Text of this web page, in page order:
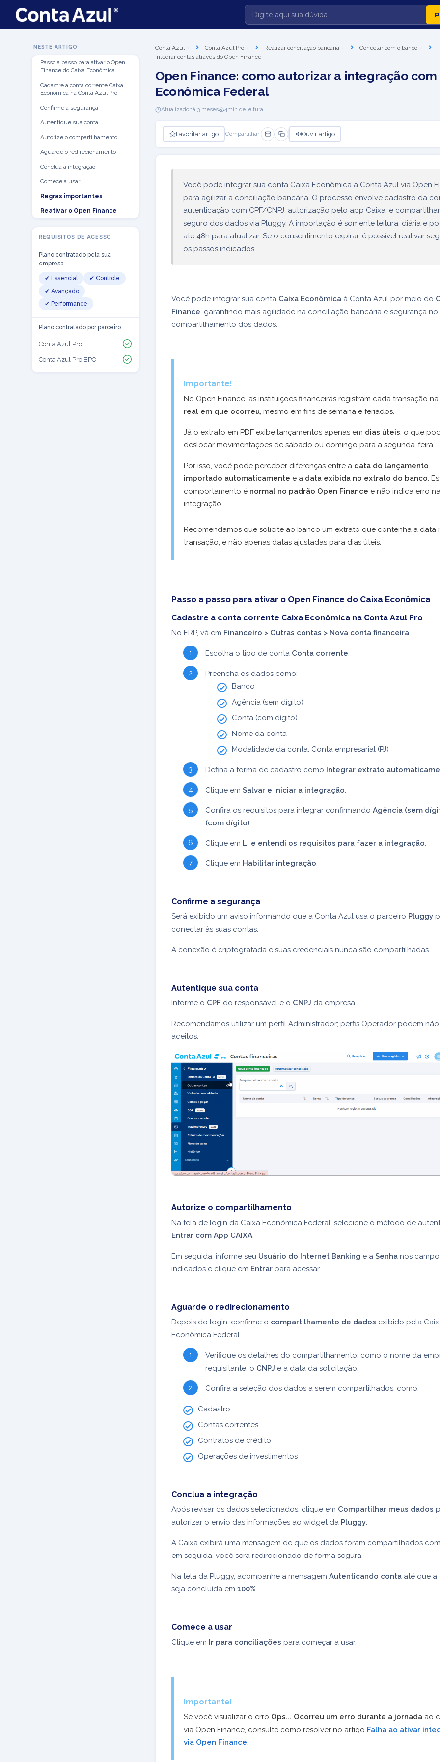
NESTE ARTIGO
Passo a passo para ativar o Open
Finance do Caixa Econômica
Cadastre a conta corrente Caixa
Econômica na Conta Azul Pro
Confirme a segurança
Autentique sua conta
Autorize o compartilhamento
Aguarde o redirecionamento
Conclua a integração
Comece a usar
Regras importantes
Reativar o Open Finance
REQUISITOS DE ACESSO
Plano contratado pela sua
empresa
✔ Essencial
✔ Controle
✔ Avançado
✔ Performance
Plano contratado por parceiro
Conta Azul Pro
Conta Azul Pro BPO
Conta Azul Conta Azul Pro Realizar conciliação bancária
Conectar com o banco
Integrar contas através do Open Finance
Open Finance: como autorizar a integração com
Econômica Federal
Atualizadohá 3 meses 4min de leitura
Favoritar artigo Compartilhar: Ouvir artigo
Você pode integrar sua conta Caixa Econômica à Conta Azul via Open
para agilizar a conciliação bancária. O processo envolve cadastro da
autenticação com CPF/CNPJ, autorização pelo app Caixa, e
seguro dos dados via Pluggy. A importação é somente leitura, diária e
até 48h para atualizar. Se o consentimento expirar, é possível reativar
os passos indicados.
Você pode integrar sua conta Caixa Econômica à Conta Azul por meio do
Finance , garantindo mais agilidade na conciliação bancária e segurança no
compartilhamento dos dados.
Importante!
No Open Finance, as instituições financeiras registram cada transação na
real em que ocorreu, mesmo em fins de semana e feriados.
Já o extrato em PDF exibe lançamentos apenas em dias úteis, o que
deslocar movimentações de sábado ou domingo para a segunda-feira.
Por isso, você pode perceber diferenças entre a data do lançamento
importado automaticamente e a data exibida no extrato do banco.
comportamento é normal no padrão Open Finance e não indica erro na
integração.
Recomendamos que solicite ao banco um extrato que contenha a data
transação, e não apenas datas ajustadas para dias úteis.
Passo a passo para ativar o Open Finance do Caixa Econômica
Cadastre a conta corrente Caixa Econômica na Conta Azul Pro
No ERP, vá em Financeiro > Outras contas > Nova conta financeira.
Escolha o tipo de conta Conta corrente.
Preencha os dados como:
Banco
Agência (sem dígito)
Conta (com dígito)
Nome da conta
Modalidade da conta: Conta empresarial (PJ)
Defina a forma de cadastro como Integrar extrato
Clique em Salvar e iniciar a integração.
Confira os requisitos para integrar confirmando Agência (sem
(com dígito).
Clique em Li e entendi os requisitos para fazer a integração.
Clique em Habilitar integração.
Confirme a segurança
Será exibido um aviso informando que a Conta Azul usa o parceiro Pluggy
conectar às suas contas.
A conexão é criptografada e suas credenciais nunca são compartilhadas.
Autentique sua conta
Informe o CPF do responsável e o CNPJ da empresa.
Recomendamos utilizar um perfil Administrador; perfis Operador podem não
aceitos.
Autorize o compartilhamento
Na tela de login da Caixa Econômica Federal, selecione o método de
Entrar com App CAIXA.
Em seguida, informe seu Usuário do Internet Banking e a Senha nos
indicados e clique em Entrar para acessar.
Aguarde o redirecionamento
Depois do login, confirme o compartilhamento de dados exibido pela
Econômica Federal.
Verifique os detalhes do compartilhamento, como o nome da
requisitante, o CNPJ e a data da solicitação.
Confira a seleção dos dados a serem compartilhados, como:
Cadastro
Contas correntes
Contratos de crédito
Operações de investimentos
Conclua a integração
Após revisar os dados selecionados, clique em Compartilhar meus dados
autorizar o envio das informações ao widget da Pluggy.
A Caixa exibirá uma mensagem de que os dados foram compartilhados
em seguida, você será redirecionado de forma segura.
Na tela da Pluggy, acompanhe a mensagem Autenticando conta até que a
seja concluída em 100%.
Comece a usar
Clique em Ir para conciliações para começar a usar.
Importante!
Se você visualizar o erro Ops... Ocorreu um erro durante a jornada ao
via Open Finance, consulte como resolver no artigo Falha ao ativar
via Open Finance